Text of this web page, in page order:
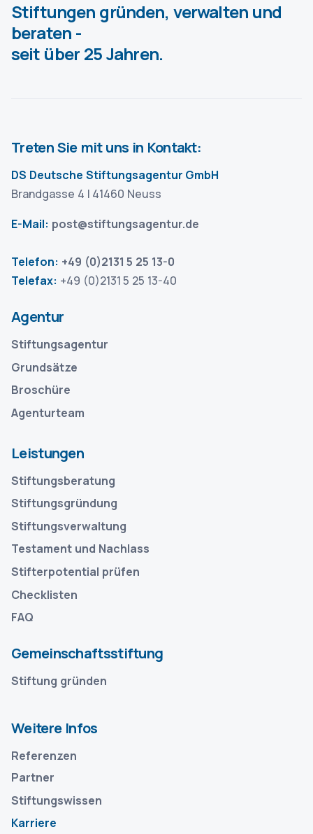
Stiftungen gründen, verwalten und
beraten -
seit über 25 Jahren.
Treten Sie mit uns in Kontakt:
DS Deutsche Stiftungsagentur GmbH
Brandgasse 4 | 41460 Neuss
E-Mail: post@stiftungsagentur.de
Telefon: +49 (0)2131 5 25 13-0
Telefax: +49 (0)2131 5 25 13-40
Agentur
Stiftungsagentur
Grundsätze
Broschüre
Agenturteam
Leistungen
Stiftungsberatung
Stiftungsgründung
Stiftungsverwaltung
Testament und Nachlass
Stifterpotential prüfen
Checklisten
FAQ
Gemeinschaftsstiftung
Stiftung gründen
Weitere Infos
Referenzen
Partner
Stiftungswissen
Karriere